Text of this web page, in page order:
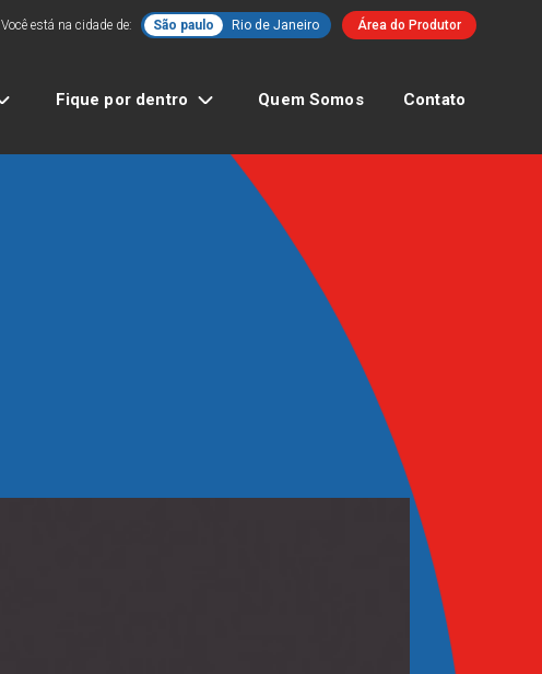
Você está na cidade de: São paulo Rio de Janeiro Área do Produtor
Fique por dentro Quem Somos Contato